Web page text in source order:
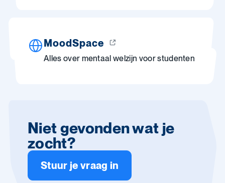
MoodSpace
Alles over mentaal welzijn voor studenten
Niet gevonden wat je
zocht?
Stuur je vraag in